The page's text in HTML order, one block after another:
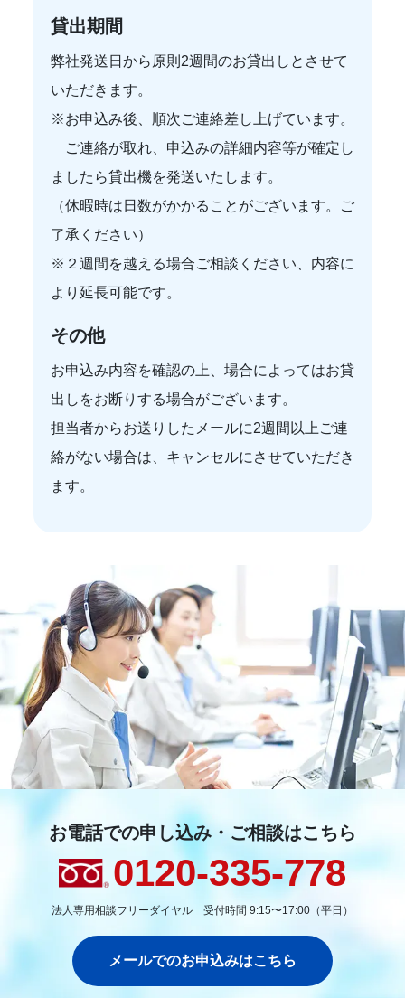
貸出期間
弊社発送日から原則2週間のお貸出しとさせて
いただきます。
※お申込み後、順次ご連絡差し上げています。
ご連絡が取れ、申込みの詳細内容等が確定し
ましたら貸出機を発送いたします。
（休暇時は日数がかかることがございます。ご
了承ください）
※２週間を越える場合ご相談ください、内容に
より延長可能です。
その他
お申込み内容を確認の上、場合によってはお貸
出しをお断りする場合がございます。
担当者からお送りしたメールに2週間以上ご連
絡がない場合は、キャンセルにさせていただき
ます。
お電話での申し込み・ご相談はこちら
0120-335-778
法人専用相談フリーダイヤル 受付時間 9:15〜17:00（平日）
メールでのお申込みはこちら